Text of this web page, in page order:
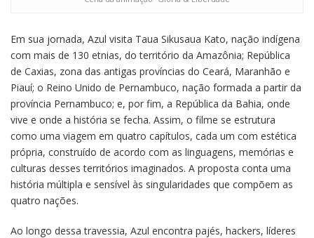
Em sua jornada, Azul visita Taua Sikusaua Kato, nação indígena
com mais de 130 etnias, do território da Amazônia; República
de Caxias, zona das antigas províncias do Ceará, Maranhão e
Piauí; o Reino Unido de Pernambuco, nação formada a partir da
província Pernambuco; e, por fim, a República da Bahia, onde
vive e onde a história se fecha. Assim, o filme se estrutura
como uma viagem em quatro capítulos, cada um com estética
própria, construído de acordo com as linguagens, memórias e
culturas desses territórios imaginados. A proposta conta uma
história múltipla e sensível às singularidades que compõem as
quatro nações.
Ao longo dessa travessia, Azul encontra pajés, hackers, líderes